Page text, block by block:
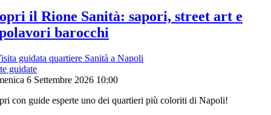
il Rione Sanità: sapori, street art e
barocchi
guidate
6 Settembre 2026 10:00
con guide esperte uno dei quartieri più coloriti di Napoli!